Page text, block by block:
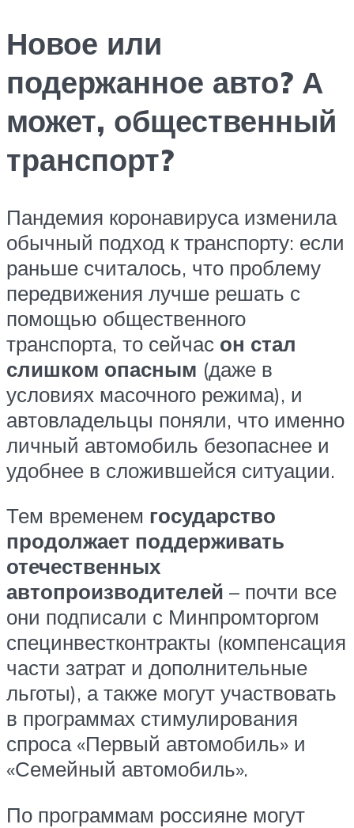
Новое или
подержанное авто? А
может, общественный
транспорт?
Пандемия коронавируса изменила
обычный подход к транспорту: если
раньше считалось, что проблему
передвижения лучше решать с
помощью общественного
транспорта, то сейчас он стал
слишком опасным (даже в
условиях масочного режима), и
автовладельцы поняли, что именно
личный автомобиль безопаснее и
удобнее в сложившейся ситуации.
Тем временем государство
продолжает поддерживать
отечественных
автопроизводителей – почти все
они подписали с Минпромторгом
специнвестконтракты (компенсация
части затрат и дополнительные
льготы), а также могут участвовать
в программах стимулирования
спроса «Первый автомобиль» и
«Семейный автомобиль».
По программам россияне могут